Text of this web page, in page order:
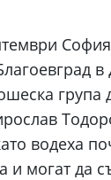
група
водеха
и могат да